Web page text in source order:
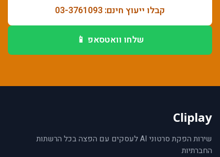
קבלו ייעוץ חינם: 03-3761093
שלחו וואטסאפ 📱
Cliplay
שירות הפקת סרטוני AI לעסקים עם הפצה בכל הרשתות
החברתיות